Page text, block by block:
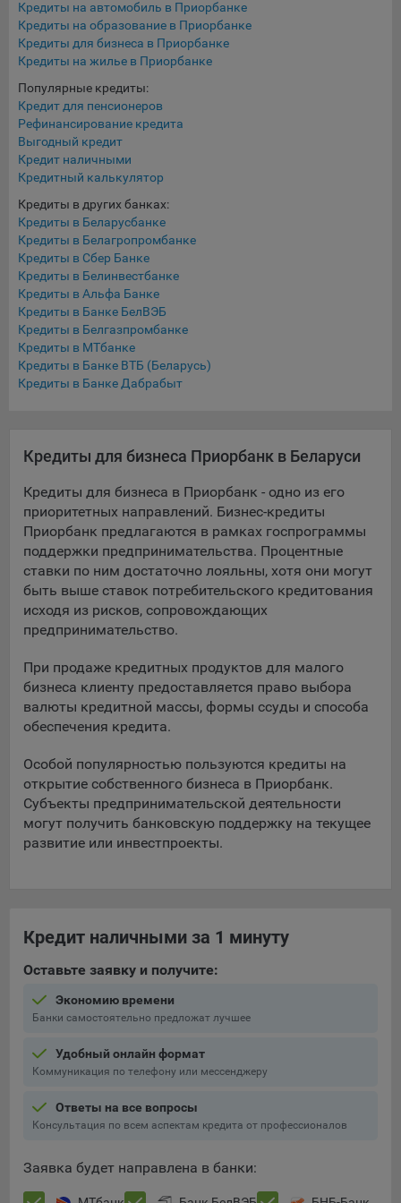
При этом, некоторые браузеры позволяют посещать
интернет-сайты в режиме «Инкогнито», чтобы ограничить
хранимый на компьютере объем информации и
автоматически удалять сессионные файлы cookie. Кроме
того, субъект персональных данных может удалить ранее
сохраненные файлов cookie выбрав соответствующую
опцию в истории браузера.
Подробнее о параметрах управления можно ознакомиться,
соответствующие страницы сайтов основных браузеров:
Firefox
Safari
Opera
Microsoft Edge
Internet Explorer
файлов сookie, на электронную почту Общества:
info@myfin.by
Аналитические Cookie
Отключение аналитических cookie-файлов не позволит
определять предпочтения пользователей Сайта, в том
числе наиболее и наименее популярные страницы и
принимать меры по совершенствованию работы Сайта
исходя из предпочтений пользователей
пользователей сайта.
Компании, которым мы поручаем обработку
статистических cookies:
предоставляемый ООО «Яндекс». Адрес: г. Москва, ул.
Льва Толстого, д. 16, 119021.Политика
конфиденциальности Яндекс.
Google Analytics – сервис веб-аналитики,
Matomo — это система веб-аналитики, которая позволяет
myfin.by.
Адрес: ООО «Рэкун технолоджи», 220069 г. Минск, пр-т
Дзержинского, д.3Б, пом.44.
рекламу на площадке VK пользователям, которые
посещали сайт.
Адрес: ООО «ВК», РФ, 125167, г. Москва, Ленинградский
проспект, д. 39, стр. 79, БЦ «SkyLight».
Сохранить мои изменения
Кредиты на автомобиль в Приорбанке
Кредиты на образование в Приорбанке
Кредиты для бизнеса в Приорбанке
Кредиты на жилье в Приорбанке
Популярные кредиты:
Кредит для пенсионеров
Рефинансирование кредита
Выгодный кредит
Кредит наличными
Кредитный калькулятор
Кредиты в других банках:
Кредиты в Беларусбанке
Кредиты в Белагропромбанке
Кредиты в Сбер Банке
Кредиты в Белинвестбанке
Кредиты в Альфа Банке
Кредиты в Банке БелВЭБ
Кредиты в Белгазпромбанке
Кредиты в МТбанке
Кредиты в Банке ВТБ (Беларусь)
Кредиты в Банке Дабрабыт
Кредиты для бизнеса Приорбанк в Беларуси
Кредиты для бизнеса в Приорбанк - одно из его
приоритетных направлений. Бизнес-кредиты
Приорбанк предлагаются в рамках госпрограммы
поддержки предпринимательства. Процентные
ставки по ним достаточно лояльны, хотя они могут
быть выше ставок потребительского кредитования
исходя из рисков, сопровождающих
предпринимательство.
При продаже кредитных продуктов для малого
бизнеса клиенту предоставляется право выбора
валюты кредитной массы, формы ссуды и способа
обеспечения кредита.
Особой популярностью пользуются кредиты на
открытие собственного бизнеса в Приорбанк.
Субъекты предпринимательской деятельности
могут получить банковскую поддержку на текущее
развитие или инвестпроекты.
Кредит наличными за 1 минуту
Оставьте заявку и получите:
Экономию времени
Банки самостоятельно предложат лучшее
Удобный онлайн формат
Коммуникация по телефону или мессенджеру
Ответы на все вопросы
Консультация по всем аспектам кредита от профессионалов
Заявка будет направлена в банки: